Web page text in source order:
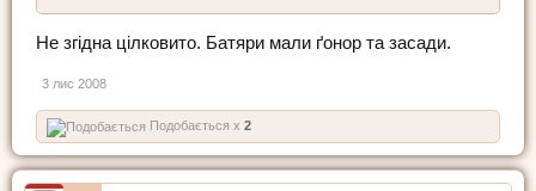
Не згідна цілковито. Батяри мали ґонор та засади.
3 лис 2008
Подобається x 2